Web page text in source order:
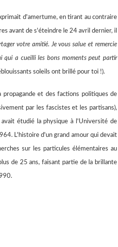
d'amertume, en tirant au contraire
avant de s'éteindre le 24 avril dernier, il
votre amitié. Je vous salue et remercie
qui a cueilli les bons moments peut partir
soleils ont brillé pour toi !).
et des factions politiques de
par les fascistes et les partisans),
étudié la physique à l'Université de
L'histoire d'un grand amour qui devait
sur les particules élémentaires au
de 25 ans, faisant partie de la brillante